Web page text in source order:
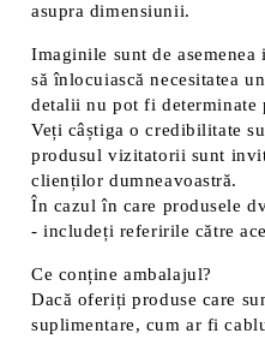
asupra dimensiunii.
Imaginile sunt de asemenea
să înlocuiască necesitatea
detalii nu pot fi determinate
Veți câștiga o credibilitate
produsul vizitatorii sunt
clienților dumneavoastră.
În cazul în care produsele
- includeți referirile către
Ce conține ambalajul?
Dacă oferiți produse care
suplimentare, cum ar fi